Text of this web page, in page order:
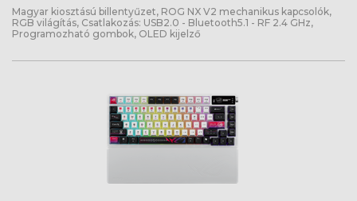
Magyar kiosztású billentyűzet, ROG NX V2 mechanikus kapcsolók,
RGB világítás, Csatlakozás: USB2.0 - Bluetooth5.1 - RF 2.4 GHz,
Programozható gombok, OLED kijelző